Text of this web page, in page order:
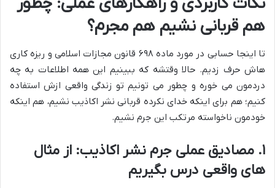
هم قربانی نشیم هم مجرم؟
تا اینجا حسابی در مورد ماده ۶۹۸ قانون مجازات اسلامی و ریزه کاری
هاش حرف زدیم. حالا وقتشه که ببینیم این همه اطلاعات به چه
دردمون می خوره و چطور می تونیم تو زندگی واقعی ازش استفاده
کنیم؛ هم برای اینکه خدای نکرده قربانی نشر اکاذیب نشیم، هم اینکه
خودمون ناخواسته مرتکب این جرم نشیم.
۱. مصادیق عملی جرم نشر اکاذیب: از مثال
های واقعی درس بگیریم